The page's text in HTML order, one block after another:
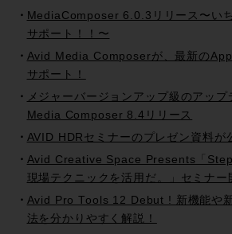
MediaComposer 6.0.3リリース〜い
サポート！！〜
Avid Media Composerが、最新の
サポート！
メジャーバージョンアップ級のアップ
Media Composer 8.4リリース
AVID HDRセミナーのプレゼン資料が
Avid Creative Space Presents「
現場テクニックを活用だ。」セミナー
Avid Pro Tools 12 Debut ! 新機能や
法を分かりやすく解説！